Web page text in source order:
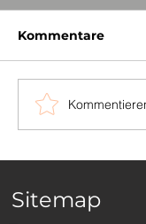
...auch in
Kommentare
Sitemap